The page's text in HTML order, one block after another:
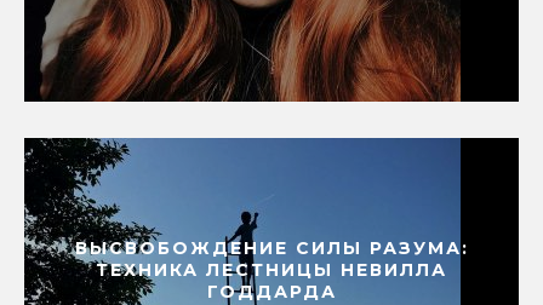
ВЫСВОБОЖДЕНИЕ СИЛЫ РАЗУМА:
ТЕХНИКА ЛЕСТНИЦЫ НЕВИЛЛА
ГОДДАРДА